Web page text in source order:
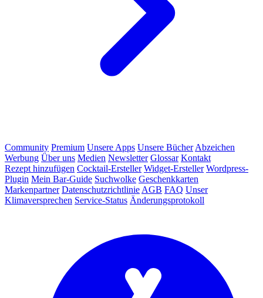
Community Premium Unsere Apps Unsere Bücher Abzeichen
Werbung Über uns Medien Newsletter Glossar Kontakt
Rezept hinzufügen Cocktail-Ersteller Widget-Ersteller Wordpress-
Plugin Mein Bar-Guide Suchwolke Geschenkkarten
Markenpartner Datenschutzrichtlinie AGB FAQ Unser
Klimaversprechen Service-Status Änderungsprotokoll